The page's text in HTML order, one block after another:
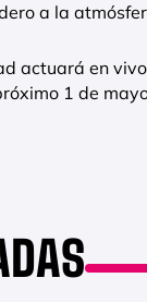
a la
actuará en
1 de